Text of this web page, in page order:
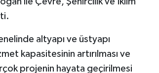
altyapı ve üstyapı
kapasitesinin artırılması ve
projenin hayata geçirilmesi